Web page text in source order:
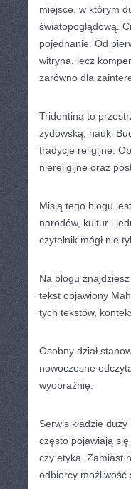
miejsce, w którym
światopoglądową.
pojednanie. Od
witryna, lecz
zarówno dla
Tridentina to
żydowską, nauki
tradycje religijne.
niereligijne oraz
Misją tego blogu
narodów, kultur i
czytelnik mógł nie
Na blogu
tekst objawiony
tych tekstów,
Osobny dział
nowoczesne
wyobraźnię.
Serwis kładzie
często pojawiają
czy etyka. Zamiast
odbiorcy możliwość